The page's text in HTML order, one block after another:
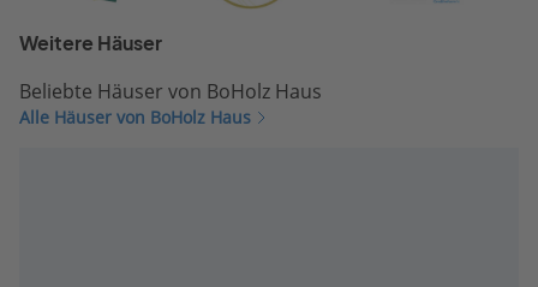
Weitere Häuser
Beliebte Häuser von BoHolz Haus
Alle Häuser von BoHolz Haus